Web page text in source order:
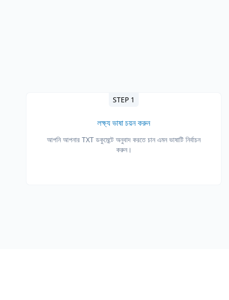
STEP 1
লক্ষ্য ভাষা চয়ন করুন
আপনি আপনার TXT ডকুমেন্টে অনুবাদ করতে চান এমন ভাষাটি নির্বাচন
করুন।